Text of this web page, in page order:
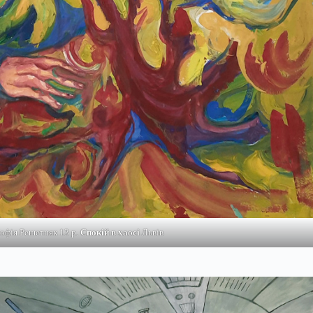
Решетняк 13 р.Спокій в хаосіЛьвів